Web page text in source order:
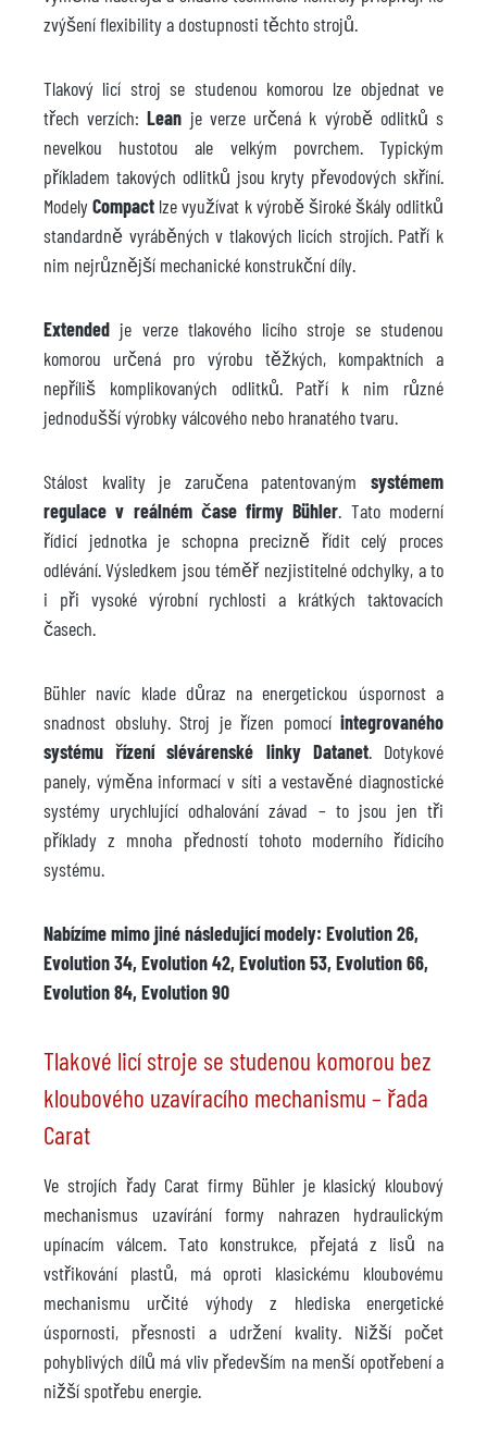
zvýšení flexibility a dostupnosti těchto strojů.
Tlakový licí stroj se studenou komorou lze objednat ve
třech verzích:Lean je verze určená k výrobě odlitků s
nevelkou hustotou ale velkým povrchem. Typickým
příkladem takových odlitků jsou kryty převodových skříní.
ModelyCompact lze využívat k výrobě široké škály odlitků
standardně vyráběných v tlakových licích strojích. Patří k
nim nejrůznější mechanické konstrukční díly.
Extended je verze tlakového licího stroje se studenou
komorou určená pro výrobu těžkých, kompaktních a
nepříliš komplikovaných odlitků. Patří k nim různé
jednodušší výrobky válcového nebo hranatého tvaru.
Stálost kvality je zaručena patentovaným systémem
regulace v reálném čase firmy Bühler. Tato moderní
řídicí jednotka je schopna precizně řídit celý proces
odlévání. Výsledkem jsou téměř nezjistitelné odchylky, a to
i při vysoké výrobní rychlosti a krátkých taktovacích
časech.
Bühler navíc klade důraz na energetickou úspornost a
snadnost obsluhy. Stroj je řízen pomocí integrovaného
systému řízení slévárenské linky Datanet. Dotykové
panely, výměna informací v síti a vestavěné diagnostické
systémy urychlující odhalování závad – to jsou jen tři
příklady z mnoha předností tohoto moderního řídicího
systému.
Nabízíme mimo jiné následující modely: Evolution 26,
Evolution 34, Evolution 42, Evolution 53, Evolution 66,
Evolution 84, Evolution 90
Tlakové licí stroje se studenou komorou bez
kloubového uzavíracího mechanismu – řada
Carat
Ve strojích řady Carat firmy Bühler je klasický kloubový
mechanismus uzavírání formy nahrazen hydraulickým
upínacím válcem. Tato konstrukce, přejatá z lisů na
vstřikování plastů, má oproti klasickému kloubovému
mechanismu určité výhody z hlediska energetické
úspornosti, přesnosti a udržení kvality. Nižší počet
pohyblivých dílů má vliv především na menší opotřebení a
nižší spotřebu energie.